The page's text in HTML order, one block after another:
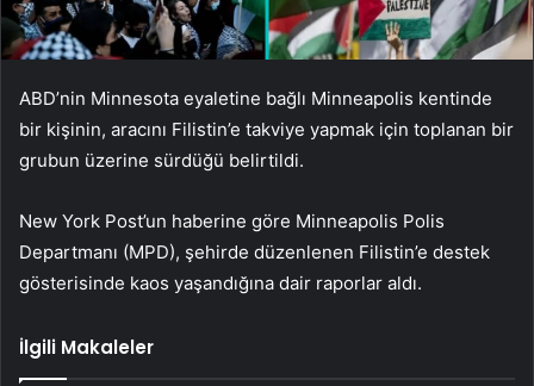
ABD’nin Minnesota eyaletine bağlı Minneapolis kentinde
bir kişinin, aracını Filistin’e takviye yapmak için toplanan bir
grubun üzerine sürdüğü belirtildi.
New York Post’un haberine göre Minneapolis Polis
Departmanı (MPD), şehirde düzenlenen Filistin’e destek
gösterisinde kaos yaşandığına dair raporlar aldı.
İlgili Makaleler